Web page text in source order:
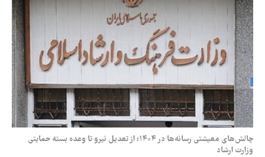
چالش‌های معیشتی رسانه‌ها در ۱۴۰۴؛ از تعدیل نیرو تا وعده بسته حمایتی
وزارت ارشاد